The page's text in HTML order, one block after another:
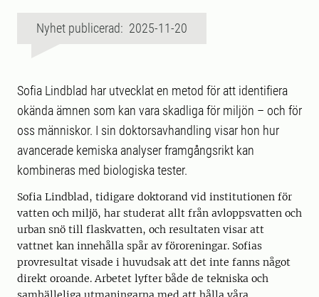
Nyhet publicerad: 2025-11-20
Sofia Lindblad har utvecklat en metod för att identifiera
okända ämnen som kan vara skadliga för miljön – och för
oss människor. I sin doktorsavhandling visar hon hur
avancerade kemiska analyser framgångsrikt kan
kombineras med biologiska tester.
Sofia Lindblad, tidigare doktorand vid institutionen för
vatten och miljö, har studerat allt från avloppsvatten och
urban snö till flaskvatten, och resultaten visar att
vattnet kan innehålla spår av föroreningar. Sofias
provresultat visade i huvudsak att det inte fanns något
direkt oroande. Arbetet lyfter både de tekniska och